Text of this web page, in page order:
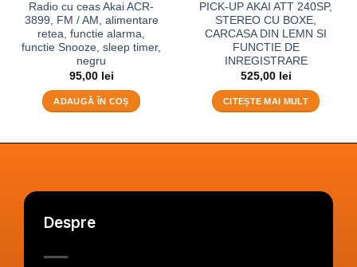
Radio cu ceas Akai ACR-
3899, FM / AM, alimentare
retea, functie alarma,
functie Snooze, sleep timer,
negru
95,00 lei
ADAUGĂ ÎN COȘ
PICK-UP AKAI ATT 240SP,
STEREO CU BOXE,
CARCASA DIN LEMN SI
FUNCTIE DE
INREGISTRARE
525,00 lei
CITEȘTE MAI MULT
Despre